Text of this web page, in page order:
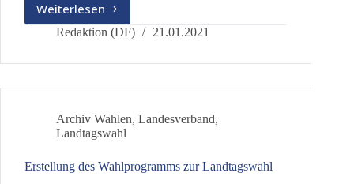
WeiterlesenVideotreffen
(Infoabend)
Vertretern
Redaktion (DF) 21.01.2021
Archiv Wahlen, Landesverband,
Landtagswahl
Erstellung des Wahlprogramms zur Landtagswahl